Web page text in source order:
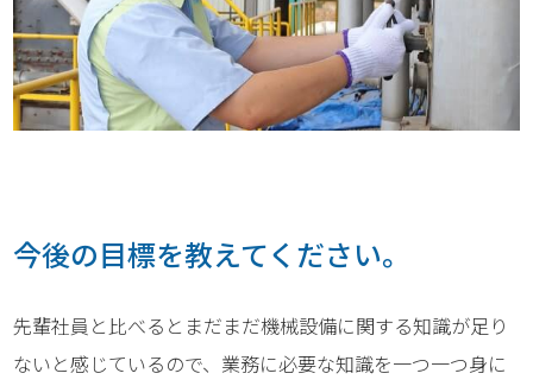
今後の目標を教えてください。
先輩社員と比べるとまだまだ機械設備に関する知識が足り
ないと感じているので、業務に必要な知識を一つ一つ身に